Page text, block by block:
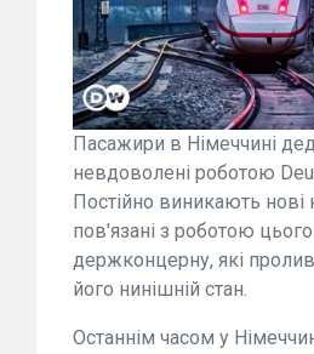
Пасажири в Німеччині
невдоволені роботою
Постійно виникають нові
пов'язані з роботою цього
держконцерну, які
його нинішній стан.
Останнім часом у